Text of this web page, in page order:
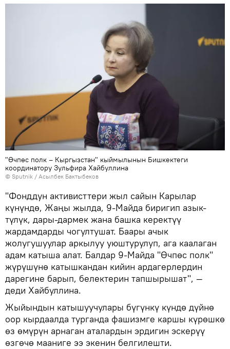
"Өчпөс полк – Кыргызстан" кыймылынын Бишкектеги
координатору Зульфира Хайбуллина
© Sputnik / Асылбек Бактыбеков
"Фонддун активисттери жыл сайын Карылар
күнүндө, Жаңы жылда, 9-Майда биригип азык-
түлүк, дары-дармек жана башка керектүү
жардамдарды чогултушат. Баары ачык
жолугушуулар аркылуу уюштурулуп, ага каалаган
адам катыша алат. Балдар 9-Майда "Өчпөс полк"
жүрүшүнө катышкандан кийин ардагерлердин
дарегине барып, белектерин тапшырышат", —
деди Хайбуллина.
Жыйындын катышуучулары бүгүнкү күндө дүйнө
оор кырдаалда турганда фашизмге каршы күрөшкө
өз өмүрүн арнаган аталардын эрдигин эскерүү
өзгөчө мааниге ээ экенин белгилешти.